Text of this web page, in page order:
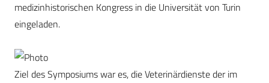
medizinhistorischen Kongress in die Universität von Turin
eingeladen.
Ziel des Symposiums war es, die Veterinärdienste der im